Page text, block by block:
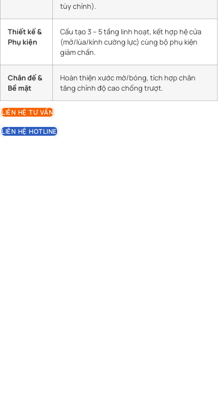
tùy chỉnh).
Thiết kế &
Phụ kiện
Cấu tạo 3 – 5 tầng linh hoạt, kết hợp hệ cửa
(mở/lùa/kính cường lực) cùng bộ phụ kiện
giảm chấn.
Chân đế &
Bề mặt
Hoàn thiện xước mờ/bóng, tích hợp chân
tăng chỉnh độ cao chống trượt.
LIÊN HỆ TƯ VẤN
LIÊN HỆ HOTLINE